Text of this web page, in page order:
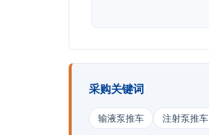
采购关键词
输液泵推车 注射泵推车